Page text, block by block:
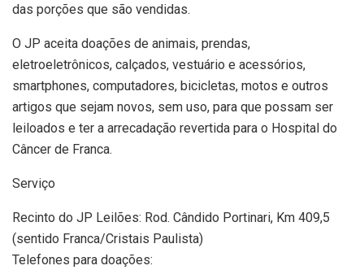
das porções que são vendidas.
O JP aceita doações de animais, prendas,
eletroeletrônicos, calçados, vestuário e acessórios,
smartphones, computadores, bicicletas, motos e outros
artigos que sejam novos, sem uso, para que possam ser
leiloados e ter a arrecadação revertida para o Hospital do
Câncer de Franca.
Serviço
Recinto do JP Leilões: Rod. Cândido Portinari, Km 409,5
(sentido Franca/Cristais Paulista)
Telefones para doações: